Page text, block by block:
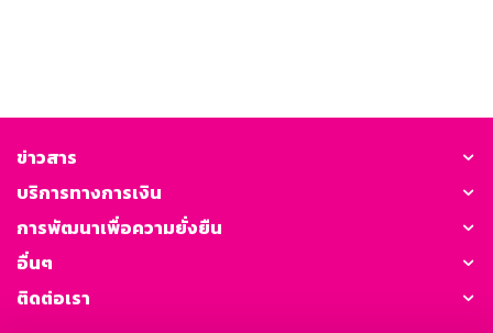
ข่าวสาร
บริการทางการเงิน
การพัฒนาเพื่อความยั่งยืน
อื่นๆ
ติดต่อเรา